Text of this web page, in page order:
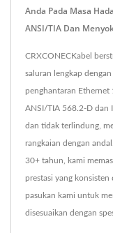
Anda Pada Masa
ANSI/TIA Dan
CRXCONECKabel
saluran lengkap
penghantaran Ethernet
ANSI/TIA 568.2-D dan
dan tidak terlindung,
rangkaian dengan
30+ tahun, kami
prestasi yang
pasukan kami untuk
disesuaikan dengan